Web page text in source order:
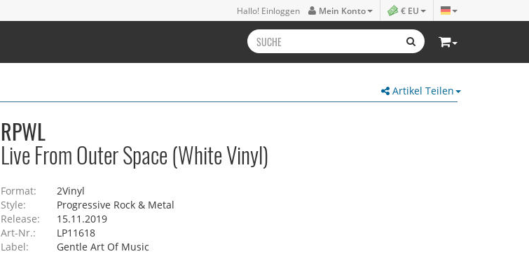
Hallo! Einloggen Mein Konto € EU
Artikel Teilen
RPWL
Live From Outer Space (White Vinyl)
Format:
2Vinyl
Style:
Progressive Rock & Metal
Release:
15.11.2019
Art-Nr.:
LP11618
Label:
Gentle Art Of Music